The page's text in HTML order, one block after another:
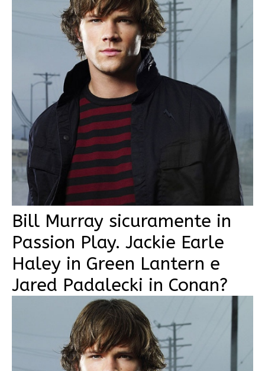
Bill Murray sicuramente in
Passion Play. Jackie Earle
Haley in Green Lantern e
Jared Padalecki in Conan?